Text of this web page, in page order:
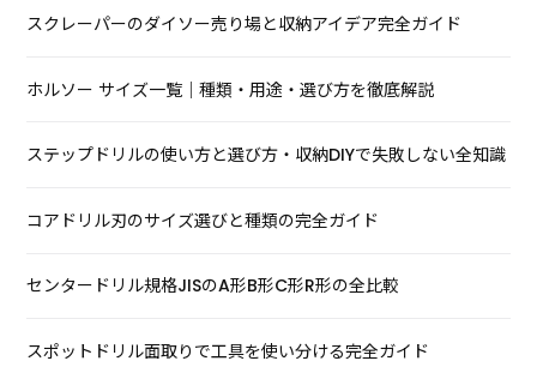
スクレーパーのダイソー売り場と収納アイデア完全ガイド
ホルソー サイズ一覧｜種類・用途・選び方を徹底解説
ステップドリルの使い方と選び方・収納DIYで失敗しない全知識
コアドリル刃のサイズ選びと種類の完全ガイド
センタードリル規格JISのA形B形C形R形の全比較
スポットドリル面取りで工具を使い分ける完全ガイド